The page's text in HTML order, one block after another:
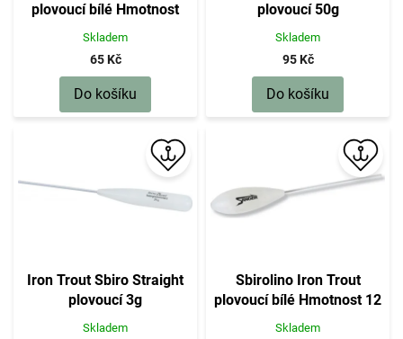
plovoucí bílé Hmotnost
15g
Skladem
65 Kč
Do košíku
plovoucí 50g
Skladem
95 Kč
Do košíku
Iron Trout Sbiro Straight
plovoucí 3g
Skladem
Sbirolino Iron Trout
plovoucí bílé Hmotnost 12
Skladem